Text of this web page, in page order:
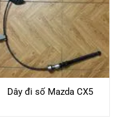
Dây đi số Mazda CX5